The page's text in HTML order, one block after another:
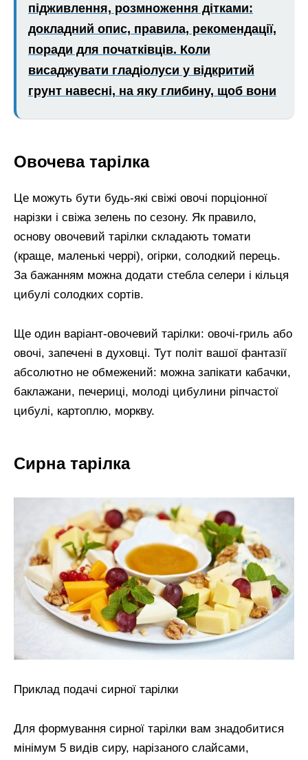
підживлення, розмноження дітками:
докладний опис, правила, рекомендації,
поради для початківців. Коли
висаджувати гладіолуси у відкритий
грунт навесні, на яку глибину, щоб вони
Овочева тарілка
Це можуть бути будь-які свіжі овочі порціонної
нарізки і свіжа зелень по сезону. Як правило,
основу овочевий тарілки складають томати
(краще, маленькі черрі), огірки, солодкий перець.
За бажанням можна додати стебла селери і кільця
цибулі солодких сортів.
Ще один варіант-овочевий тарілки: овочі-гриль або
овочі, запечені в духовці. Тут політ вашої фантазії
абсолютно не обмежений: можна запікати кабачки,
баклажани, печериці, молоді цибулини ріпчастої
цибулі, картоплю, моркву.
Сирна тарілка
Приклад подачі сирної тарілки
Для формування сирної тарілки вам знадобитися
мінімум 5 видів сиру, нарізаного слайсами,